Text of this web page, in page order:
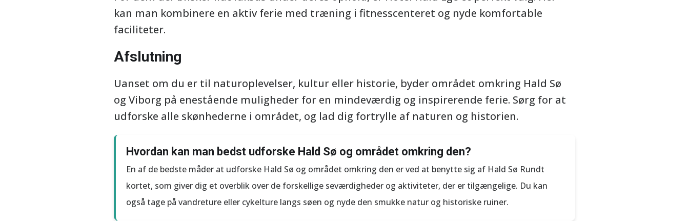
kan man kombinere en aktiv ferie med træning i fitnesscenteret og nyde komfortable
faciliteter.
Afslutning
Uanset om du er til naturoplevelser, kultur eller historie, byder området omkring Hald Sø
og Viborg på enestående muligheder for en mindeværdig og inspirerende ferie. Sørg for at
udforske alle skønhederne i området, og lad dig fortrylle af naturen og historien.
Hvordan kan man bedst udforske Hald Sø og området omkring den?
En af de bedste måder at udforske Hald Sø og området omkring den er ved at benytte sig af Hald Sø Rundt
kortet, som giver dig et overblik over de forskellige seværdigheder og aktiviteter, der er tilgængelige. Du kan
også tage på vandreture eller cykelture langs søen og nyde den smukke natur og historiske ruiner.